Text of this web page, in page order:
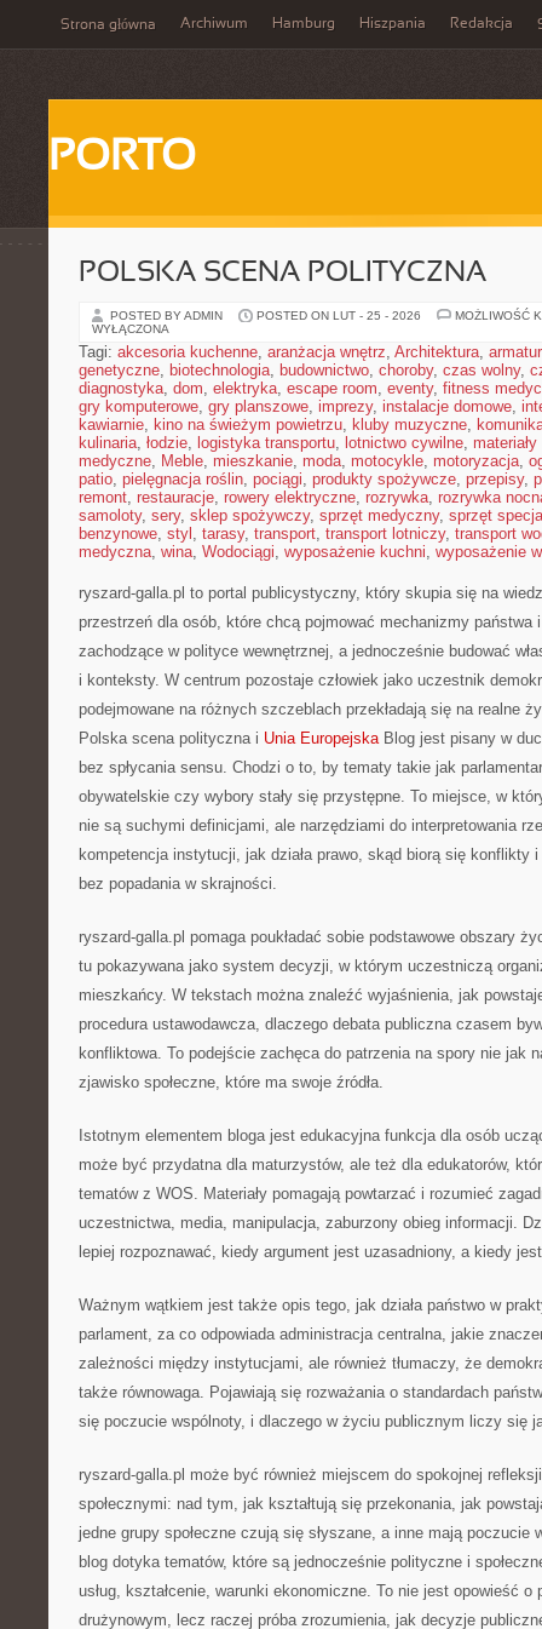
Strona główna Archiwum Hamburg Hiszpania Redakcja
PORTO
POLSKA SCENA POLITYCZNA
POSTED BY ADMIN POSTED ON LUT - 25 - 2026
MOŻLIWOŚĆ
WYŁĄCZONA
Tagi: akcesoria kuchenne, aranżacja wnętrz, Architektura,
genetyczne, biotechnologia, budownictwo, choroby, czas wolny,
diagnostyka, dom, elektryka, escape room, eventy, fitness
gry komputerowe, gry planszowe, imprezy, instalacje domowe,
kawiarnie, kino na świeżym powietrzu, kluby muzyczne,
kulinaria, łodzie, logistyka transportu, lotnictwo cywilne,
medyczne, Meble, mieszkanie, moda, motocykle, motoryzacja,
patio, pielęgnacja roślin, pociągi, produkty spożywcze, przepisy,
remont, restauracje, rowery elektryczne, rozrywka, rozrywka
samoloty, sery, sklep spożywczy, sprzęt medyczny, sprzęt
benzynowe, styl , tarasy, transport, transport lotniczy, transport
medyczna, wina, Wodociągi, wyposażenie kuchni, wyposażenie
ryszard-galla.pl to portal publicystyczny, który skupia się na
przestrzeń dla osób, które chcą pojmować mechanizmy państwa
zachodzące w polityce wewnętrznej, a jednocześnie budować
i konteksty. W centrum pozostaje człowiek jako uczestnik
podejmowane na różnych szczeblach przekładają się na realne
Polska scena polityczna i Unia EuropejskaBlog jest pisany w
bez spłycania sensu. Chodzi o to, by tematy takie jak
obywatelskie czy wybory stały się przystępne. To miejsce, w
nie są suchymi definicjami, ale narzędziami do interpretowania
kompetencja instytucji, jak działa prawo, skąd biorą się konflikty
bez popadania w skrajności.
ryszard-galla.pl pomaga poukładać sobie podstawowe obszary
tu pokazywana jako system decyzji, w którym uczestniczą
mieszkańcy. W tekstach można znaleźć wyjaśnienia, jak
procedura ustawodawcza, dlaczego debata publiczna czasem
konfliktowa. To podejście zachęca do patrzenia na spory nie jak
zjawisko społeczne, które ma swoje źródła.
Istotnym elementem bloga jest edukacyjna funkcja dla osób
może być przydatna dla maturzystów, ale też dla edukatorów,
tematów z WOS. Materiały pomagają powtarzać i rozumieć
uczestnictwa, media, manipulacja, zaburzony obieg informacji.
lepiej rozpoznawać, kiedy argument jest uzasadniony, a kiedy
Ważnym wątkiem jest także opis tego, jak działa państwo w
parlament, za co odpowiada administracja centralna, jakie
zależności między instytucjami, ale również tłumaczy, że
także równowaga. Pojawiają się rozważania o standardach
się poczucie wspólnoty, i dlaczego w życiu publicznym liczy się
ryszard-galla.pl może być również miejscem do spokojnej
społecznymi: nad tym, jak kształtują się przekonania, jak
jedne grupy społeczne czują się słyszane, a inne mają
blog dotyka tematów, które są jednocześnie polityczne i
usług, kształcenie, warunki ekonomiczne. To nie jest opowieść o
drużynowym, lecz raczej próba zrozumienia, jak decyzje